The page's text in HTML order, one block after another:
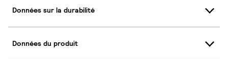
Données sur la durabilité
Données du produit